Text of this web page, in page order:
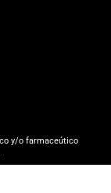
y/o farmaceútico